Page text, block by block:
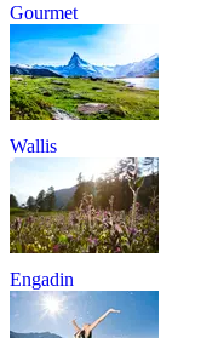
Gourmet
Wallis
Engadin